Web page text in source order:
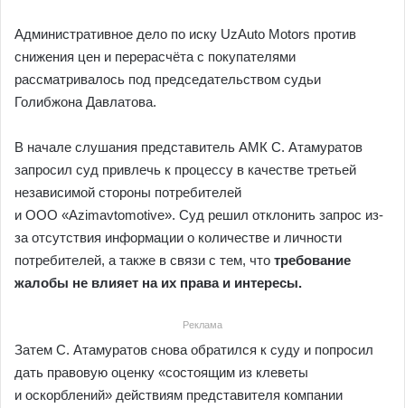
Административное дело по иску UzAuto Motors против
снижения цен и перерасчёта с покупателями
рассматривалось под председательством судьи
Голибжона Давлатова.
В начале слушания представитель АМК С. Атамуратов
запросил суд привлечь к процессу в качестве третьей
независимой стороны потребителей
и ООО «Azimavtomotive». Суд решил отклонить запрос из-
за отсутствия информации о количестве и личности
потребителей, а также в связи с тем, что требование
жалобы не влияет на их права и интересы.
Реклама
Затем С. Атамуратов снова обратился к суду и попросил
дать правовую оценку «состоящим из клеветы
и оскорблений» действиям представителя компании